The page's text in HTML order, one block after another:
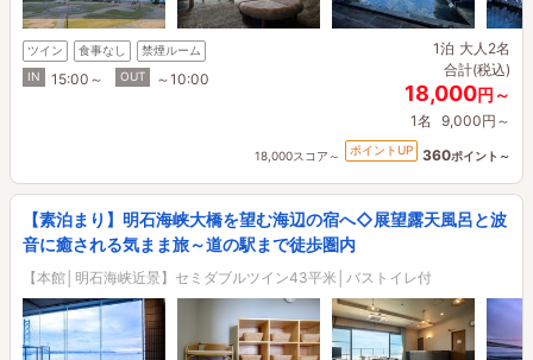
ツイン 食事なし
禁煙ルーム
IN
15:00～ OUT ～10:00
1泊 大人2名
合計(税込)
18,000円～
1名 9,000円～
18,000スコア～ ポイントUP 360ポイント～
【素泊まり】明石海峡大橋を望む海辺の宿へ◇展望露天風呂と波
音に癒される気まま旅～道の駅まで徒歩圏内
【本館│明石海峡近景】セミダブルツイン43平米│バストイレ付